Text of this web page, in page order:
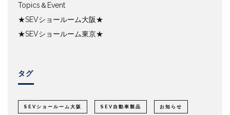
Topics＆Event
★SEVショールーム大阪★
★SEVショールーム東京★
タグ
SEVショールーム大阪 SEV自動車製品 お知らせ